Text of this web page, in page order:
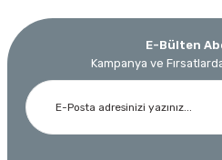
E-Bülten
Kampanya ve